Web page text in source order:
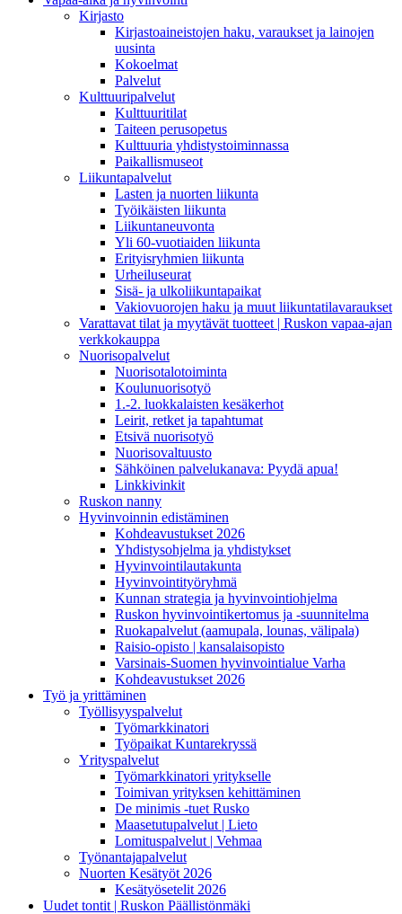
Kirjasto
Kirjastoaineistojen haku, varaukset ja lainojen
uusinta
Kokoelmat
Palvelut
Kulttuuripalvelut
Kulttuuritilat
Taiteen perusopetus
Kulttuuria yhdistystoiminnassa
Paikallismuseot
Liikuntapalvelut
Lasten ja nuorten liikunta
Työikäisten liikunta
Liikuntaneuvonta
Yli 60-vuotiaiden liikunta
Erityisryhmien liikunta
Urheiluseurat
Sisä- ja ulkoliikuntapaikat
Vakiovuorojen haku ja muut liikuntatilavaraukset
Varattavat tilat ja myytävät tuotteet | Ruskon vapaa-ajan
verkkokauppa
Nuorisopalvelut
Nuorisotalotoiminta
Koulunuorisotyö
1.-2. luokkalaisten kesäkerhot
Leirit, retket ja tapahtumat
Etsivä nuorisotyö
Nuorisovaltuusto
Sähköinen palvelukanava: Pyydä apua!
Linkkivinkit
Ruskon nanny
Hyvinvoinnin edistäminen
Kohdeavustukset 2026
Yhdistysohjelma ja yhdistykset
Hyvinvointilautakunta
Hyvinvointityöryhmä
Kunnan strategia ja hyvinvointiohjelma
Ruskon hyvinvointikertomus ja -suunnitelma
Ruokapalvelut (aamupala, lounas, välipala)
Raisio-opisto | kansalaisopisto
Varsinais-Suomen hyvinvointialue Varha
Kohdeavustukset 2026
Työ ja yrittäminen
Työllisyyspalvelut
Työmarkkinatori
Työpaikat Kuntarekryssä
Yrityspalvelut
Työmarkkinatori yritykselle
Toimivan yrityksen kehittäminen
De minimis -tuet Rusko
Maasetutupalvelut | Lieto
Lomituspalvelut | Vehmaa
Työnantajapalvelut
Nuorten Kesätyöt 2026
Kesätyösetelit 2026
Uudet tontit | Ruskon Päällistönmäki